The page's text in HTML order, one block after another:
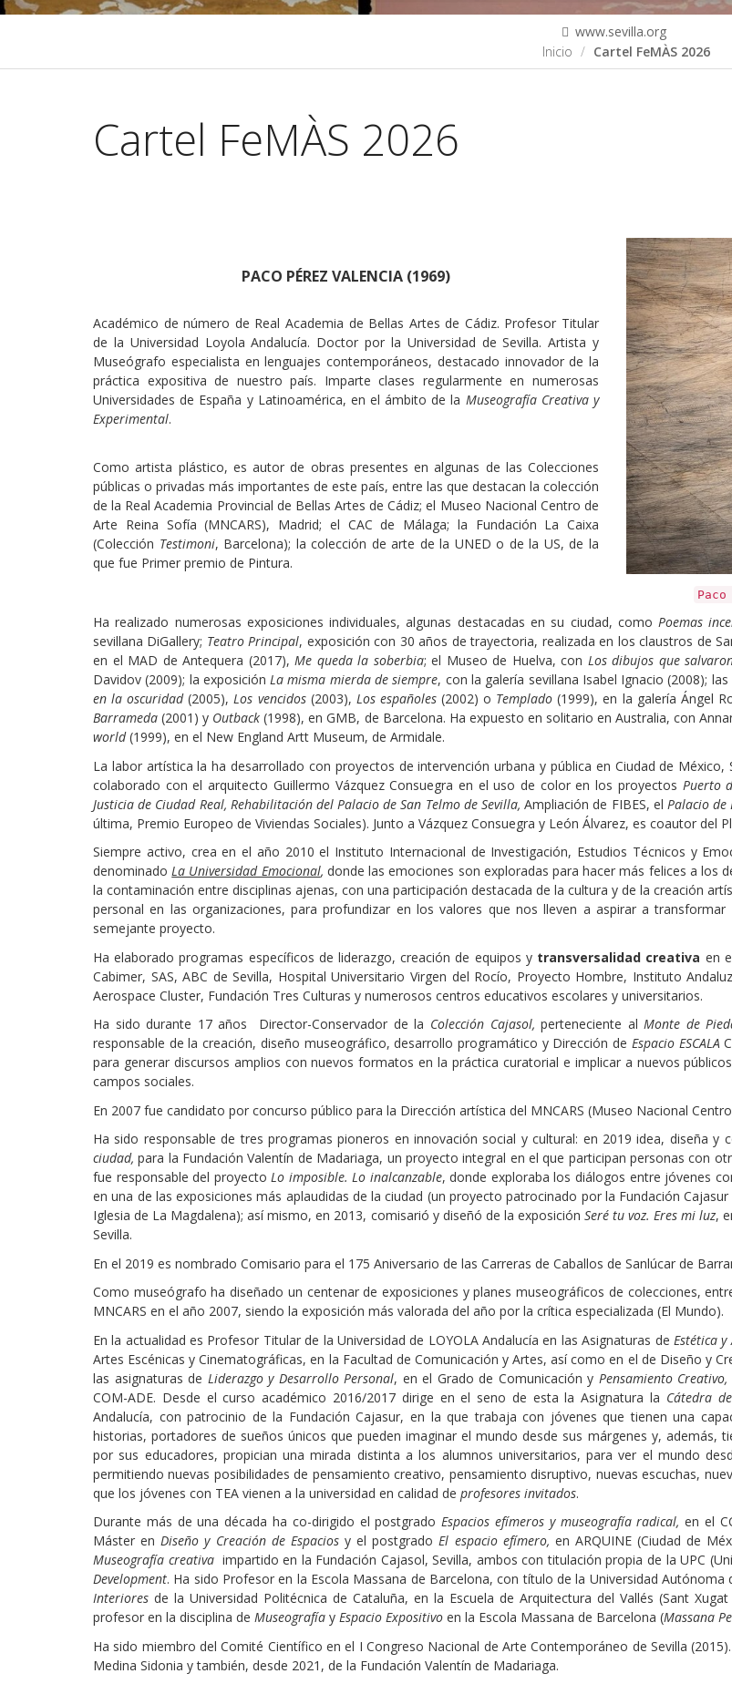
www.sevilla.org
Inicio
Cartel FeMÀS 2026
Cartel FeMÀS 2026
PACO PÉREZ VALENCIA (1969)
Académico de número de Real Academia de Bellas Artes de Cádiz. Profesor Titular
de la Universidad Loyola Andalucía. Doctor por la Universidad de Sevilla. Artista y
Museógrafo especialista en lenguajes contemporáneos, destacado innovador de la
práctica expositiva de nuestro país. Imparte clases regularmente en numerosas
Universidades de España y Latinoamérica, en el ámbito de la Museografía Creativa y
Experimental.
Como artista plástico, es autor de obras presentes en algunas de las Colecciones
públicas o privadas más importantes de este país, entre las que destacan la colección
de la Real Academia Provincial de Bellas Artes de Cádiz; el Museo Nacional Centro de
Arte Reina Sofía (MNCARS), Madrid; el CAC de Málaga; la Fundación La Caixa
(Colección Testimoni, Barcelona); la colección de arte de la UNED o de la US, de la
que fue Primer premio de Pintura.
Ha realizado numerosas exposiciones individuales, algunas destacadas en su ciudad, comoPoemas
sevillana DiGallery; Teatro Principal, exposición con 30 años de trayectoria, realizada en los claustros de
en el MAD de Antequera (2017), Me queda la soberbia; el Museo de Huelva, con Los dibujos que
Davidov (2009); la exposición La misma mierda de siempre, con la galería sevillana Isabel Ignacio (2008);
en la oscuridad(2005),Los vencidos (2003), Los españoles (2002) o Templado(1999), en la galería Ángel
Barrameda(2001) y Outback(1998), en GMB, de Barcelona. Ha expuesto en solitario en Australia, con
world(1999), en el New England Artt Museum, de Armidale.
La labor artística la ha desarrollado con proyectos de intervención urbana y pública en Ciudad de
colaborado con el arquitecto Guillermo Vázquez Consuegra en el uso de color en los proyectos Puerto
Justicia de Ciudad Real, Rehabilitación del Palacio de San Telmo de Sevilla,Ampliación de FIBES, el Palacio de
última, Premio Europeo de Viviendas Sociales). Junto a Vázquez Consuegra y León Álvarez, es coautor del
Siempre activo, crea en el año 2010 el Instituto Internacional de Investigación, Estudios Técnicos y
denominadoLa Universidad Emocional, donde las emociones son exploradas para hacer más felices a los
la contaminación entre disciplinas ajenas, con una participación destacada de la cultura y de la creación
personal en las organizaciones, para profundizar en los valores que nos lleven a aspirar a
semejante proyecto.
Ha elaborado programas específicos de liderazgo, creación de equipos y transversalidad creativa en
Cabimer, SAS, ABC de Sevilla, Hospital Universitario Virgen del Rocío, Proyecto Hombre, Instituto
Aerospace Cluster, Fundación Tres Culturas y numerosos centros educativos escolares y universitarios.
Ha sido durante 17 años Director-Conservador de la Colección Cajasol,perteneciente alMonte de
responsable de la creación, diseño museográfico, desarrollo programático y Dirección de Espacio ESCALA
para generar discursos amplios con nuevos formatos en la práctica curatorial e implicar a nuevos
campos sociales.
En 2007 fue candidato por concurso público para la Dirección artística del MNCARS (Museo Nacional
Ha sido responsable de tres programas pioneros en innovación social y cultural: en 2019 idea, diseña y
ciudad,para la Fundación Valentín de Madariaga, un proyecto integral en el que participan personas con
fue responsable del proyecto Lo imposible. Lo inalcanzable, donde exploraba los diálogos entre jóvenes
en una de las exposiciones más aplaudidas de la ciudad (un proyecto patrocinado por la Fundación
Iglesia de La Magdalena); así mismo, en 2013, comisarió y diseñó de la exposición Seré tu voz. Eres mi luz,
Sevilla.
En el 2019 es nombrado Comisario para el 175 Aniversario de las Carreras de Caballos de Sanlúcar de
Como museógrafo ha diseñado un centenar de exposiciones y planes museográficos de colecciones,
MNCARS en el año 2007, siendo la exposición más valorada del año por la crítica especializada (El Mundo).
En la actualidad es Profesor Titular de la Universidad de LOYOLA Andalucía en las Asignaturas de Estética
Artes Escénicas y Cinematográficas, en la Facultad de Comunicación y Artes, así como en el de Diseño y
las asignaturas de Liderazgo y Desarrollo Personal, en el Grado de Comunicación y Pensamiento Creativo,
COM-ADE. Desde el curso académico 2016/2017 dirige en el seno de esta la Asignatura la Cátedra
Andalucía, con patrocinio de la Fundación Cajasur, en la que trabaja con jóvenes que tienen una
historias, portadores de sueños únicos que pueden imaginar el mundo desde sus márgenes y, además,
por sus educadores, propician una mirada distinta a los alumnos universitarios, para ver el mundo
permitiendo nuevas posibilidades de pensamiento creativo, pensamiento disruptivo, nuevas escuchas,
que los jóvenes con TEA vienen a la universidad en calidad de profesores invitados.
Durante más de una década ha co-dirigido el postgradoEspacios efímeros y museografía radical, en el
Máster enDiseño y Creación de Espaciosy el postgradoEl espacio efímero, en ARQUINE (Ciudad de
Museografía creativa impartido en la Fundación Cajasol, Sevilla, ambos con titulación propia de la UPC
Development. Ha sido Profesor en la Escola Massana de Barcelona, con título de la Universidad
Interiores de la Universidad Politécnica de Cataluña, en la Escuela de Arquitectura del Vallés (Sant
profesor en la disciplina de Museografía y Espacio Expositivo en la Escola Massana de Barcelona (Massana
Ha sido miembro del Comité Científico en el I Congreso Nacional de Arte Contemporáneo de Sevilla
Medina Sidonia y también, desde 2021, de la Fundación Valentín de Madariaga.